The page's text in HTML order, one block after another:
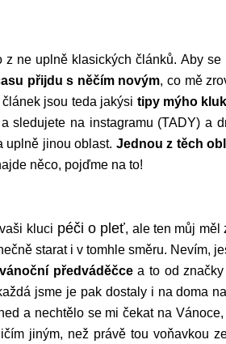
z ne uplně klasických článků. Aby
přijdu s něčím novým, co mě
jsou teda jakýsi tipy mýho
sledujete na instagramu (TADY) a
uplně jinou oblast. Jednou z těch
něco, pojďme na to!
kluci péči o pleť, ale ten můj měl
starat i v tomhle směru. Nevím,
předváděčcea to od značky
jsme je pak dostaly i na doma
a nechtělo se mi čekat na
jiným, než právě tou voňavkou